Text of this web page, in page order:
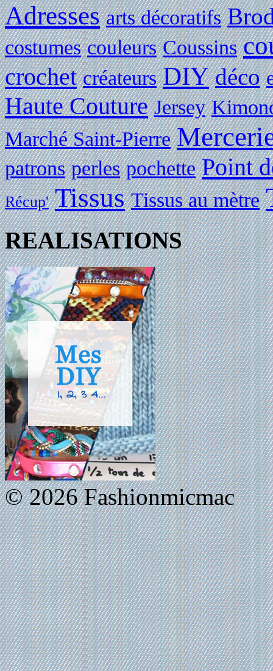
Adresses arts décoratifs
costumes couleurs Coussins
crochet créateurs DIY déco
Haute Couture Jersey
Marché Saint-Pierre
patrons perles pochette Point
Récup' Tissus Tissus au mètre
REALISATIONS
© 2026 Fashionmicmac